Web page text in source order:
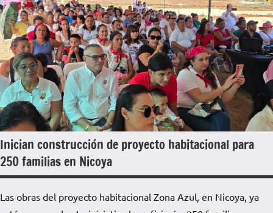
Inician construcción de proyecto habitacional para
250 familias en Nicoya
Las obras del proyecto habitacional Zona Azul, en Nicoya, ya